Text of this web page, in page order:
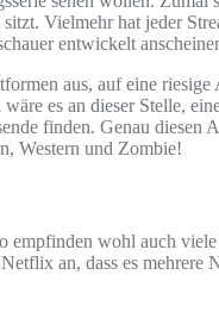
Vielmehr hat jeder
entwickelt
aus, auf eine
es an dieser Stelle,
finden. Genau
Western und Zombie!
wohl auch
an, dass es mehrere